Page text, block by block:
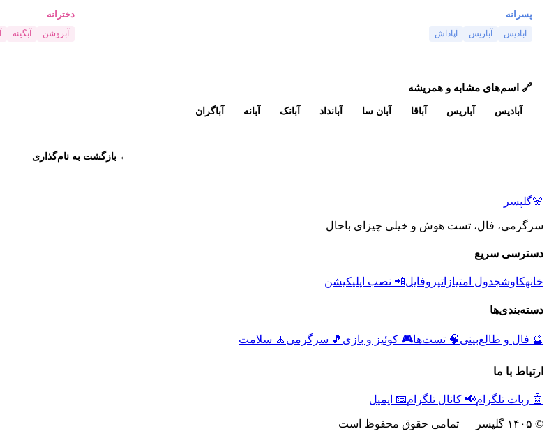
پسرانه
آبادیس آباریس آپاداش
دخترانه
آبروشن آبگینه
🔗 اسم‌های مشابه و همریشه
آبادیس آباریس آباقا آبان سا آبانداد آبانک آبانه آباگران
← بازگشت به نام‌گذاری
🌸گلپسر
سرگرمی، فال، تست هوش و خیلی چیزای باحال
دسترسی سریع
خانهکاوشجدول امتیازاتپروفایل📲 نصب اپلیکیشن
دسته‌بندی‌ها
🔮 فال و طالع‌بینی🧠 تست‌ها🎮 کوئیز و بازی 🎵 سرگرمی 🧘 سلامت
ارتباط با ما
🤖 ربات تلگرام📢 کانال تلگرام📧 ایمیل
© ۱۴۰۵ گلپسر — تمامی حقوق محفوظ است